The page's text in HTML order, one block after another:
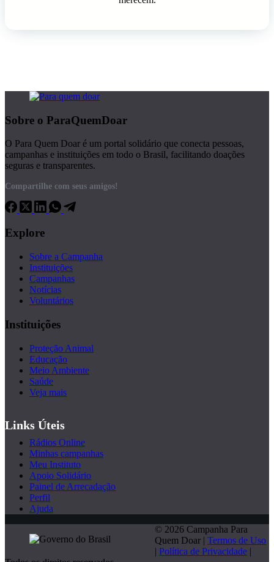
Sobre o ParaQuemDoar
O Para Quem Doar é um portal solidário que conecta pessoas,
campanhas e instituições em todo o Brasil, facilitando doações
seguras e transparentes.
Compartilhe com seus amigos!
Explore
Sobre a Campanha
Instituições
Campanhas
Notícias
Voluntários
Instituições
Proteção Animal
Educação
Meio Ambiente
Saúde
Veja mais
Links Úteis
Rádios Online
Minhas campanhas
Meu Instituto
Apoio Solidário
Painel de Arrecadação
Perfil
Ajuda
© 2026 Campanha Para
Quem Doar | Termos de Uso
| Política de Privacidade |